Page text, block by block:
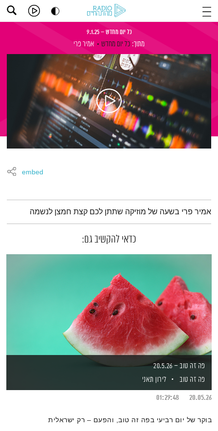
כל יום מחדש – 9.1.25
מתוך: כל יום מחדש אמיר פרי
embed
תמצית הפודקאסט
אמיר פרי בשעה של מוזיקה שתתן לכם קצת חמצן לנשמה
כדאי להקשיב גם:
פה זה טוב – 20.5.26
פה זה טוב
לירון תאני
20.05.26
01:29:48
בוקר של יום רביעי בפה זה טוב, והפעם – רק ישראלית